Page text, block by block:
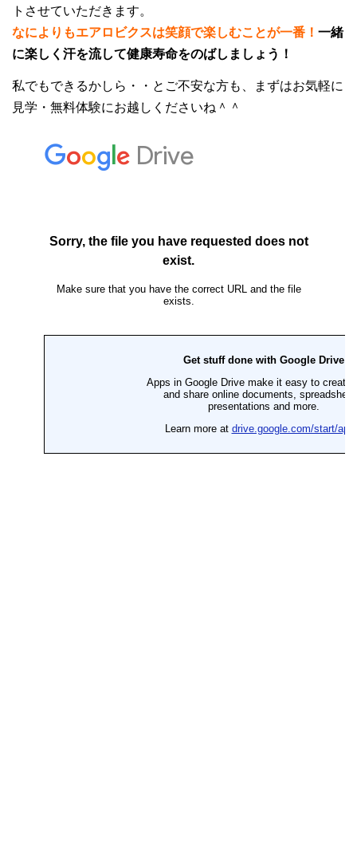
トさせていただきます。
なによりもエアロビクスは笑顔で楽しむことが一番！ 一緒
に楽しく 汗を流して健康寿命をのばしましょう！
私でもできるかしら・・とご不安な方も、まずはお気軽に
見学・無料体験にお越しくださいね＾＾